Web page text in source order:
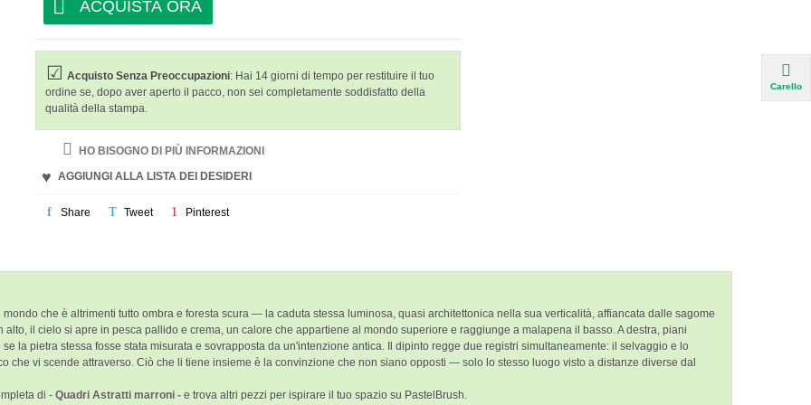
ACQUISTA ORA
Acquisto Senza Preoccupazioni: Hai 14 giorni di tempo per restituire il tuo
ordine se, dopo aver aperto il pacco, non sei completamente soddisfatto della
qualità della stampa.
HO BISOGNO DI PIÙ INFORMAZIONI
AGGIUNGI ALLA LISTA DEI DESIDERI
Share Tweet Pinterest
che è altrimenti tutto ombra e foresta scura — la caduta stessa luminosa, quasi architettonica nella sua verticalità, affiancata dalle sagome
il cielo si apre in pesca pallido e crema, un calore che appartiene al mondo superiore e raggiunge a malapena il basso. A destra, piani
la pietra stessa fosse stata misurata e sovrapposta da un'intenzione antica. Il dipinto regge due registri simultaneamente: il selvaggio e lo
che vi scende attraverso. Ciò che li tiene insieme è la convinzione che non siano opposti — solo lo stesso luogo visto a distanze diverse dal
di - Quadri Astratti marroni - e trova altri pezzi per ispirare il tuo spazio su PastelBrush.
Carello